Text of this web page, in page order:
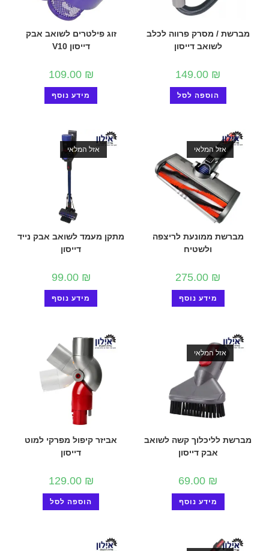
מברשת / מסרק פרווה לכלב
לשואב דייסון
149.00 ₪
הוספה לסל
זוג פילטרים לשואב אבק
דייסון V10
109.00 ₪
מידע נוסף
אזל המלאי
מברשת ממונעת לריצפה
ולשטיח
275.00 ₪
מידע נוסף
אזל המלאי
מתקן מעמד לשואב אבק נייד
דייסון
99.00 ₪
מידע נוסף
אזל המלאי
מברשת לליכלוך קשה לשואב
אבק דייסון
69.00 ₪
מידע נוסף
אביזר קיפול מפרקי למוט
דייסון
129.00 ₪
הוספה לסל